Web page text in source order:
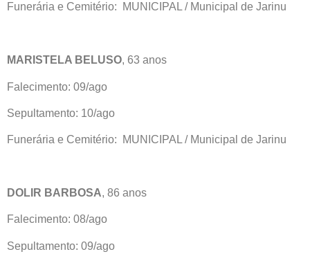
Funerária e Cemitério: MUNICIPAL / Municipal de Jarinu
MARISTELA BELUSO, 63 anos
Falecimento: 09/ago
Sepultamento: 10/ago
Funerária e Cemitério: MUNICIPAL / Municipal de Jarinu
DOLIR BARBOSA, 86 anos
Falecimento: 08/ago
Sepultamento: 09/ago